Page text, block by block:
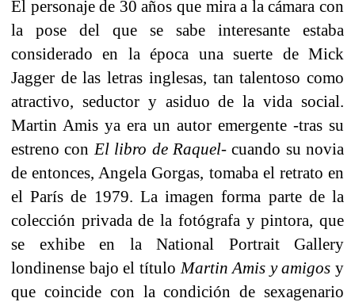
El personaje de 30 años que mira a la cámara con
la pose del que se sabe interesante estaba
considerado en la época una suerte de Mick
Jagger de las letras inglesas, tan talentoso como
atractivo, seductor y asiduo de la vida social.
Martin Amis ya era un autor emergente -tras su
estreno con El libro de Raquel-cuando su novia
de entonces, Angela Gorgas, tomaba el retrato en
el París de 1979. La imagen forma parte de la
colección privada de la fotógrafa y pintora, que
se exhibe en la National Portrait Gallery
londinense bajo el título Martin Amis y amigos y
que coincide con la condición de sexagenario